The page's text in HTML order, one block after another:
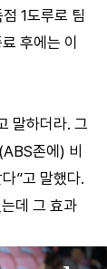
1도루로 팀
후에는 이
말하더라. 그
존에) 비
”고 말했다.
데 그 효과